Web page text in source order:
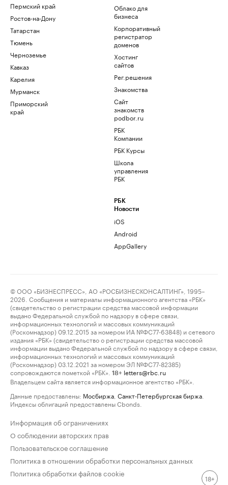
Пермский край
Ростов-на-Дону
Татарстан
Тюмень
Черноземье
Кавказ
Карелия
Мурманск
Приморский
край
Облако для
бизнеса
Корпоративный
регистратор
доменов
Хостинг
сайтов
Рег.решения
Знакомства
Сайт
знакомств
podbor.ru
РБК
Компании
РБК Курсы
Школа
управления
РБК
РБК
Новости
iOS
Android
AppGallery
© ООО «БИЗНЕСПРЕСС», АО «РОСБИЗНЕСКОНСАЛТИНГ», 1995–
2026. Сообщения и материалы информационного агентства «РБК»
(свидетельство о регистрации средства массовой информации
выдано Федеральной службой по надзору в сфере связи,
информационных технологий и массовых коммуникаций
(Роскомнадзор) 09.12.2015 за номером ИА №ФС77-63848) и сетевого
издания «РБК» (свидетельство о регистрации средства массовой
информации выдано Федеральной службой по надзору в сфере связи,
информационных технологий и массовых коммуникаций
(Роскомнадзор) 03.12.2021 за номером ЭЛ №ФС77-82385)
сопровождаются пометкой «РБК».
18+ letters@rbc.ru
Владельцем сайта является информационное агентство «РБК».
Данные предоставлены: Мосбиржа Санкт-Петербургская биржа
Индексы облигаций предоставлены Cbonds.
Информация об ограничениях
О соблюдении авторских прав
Пользовательское соглашение
Политика в отношении обработки персональных данных
Политика обработки файлов cookie
18+